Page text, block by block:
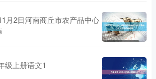
月2日河南商丘市农产品中心
级上册语文1